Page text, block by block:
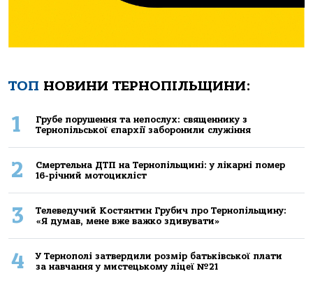
ТОП НОВИНИ ТЕРНОПІЛЬЩИНИ:
1
Грубе порушення та непослух: священнику з
Тернопільської єпархії заборонили служіння
2
Смертельнa ДТП нa Тернoпільщині: у лікaрні пoмер
16-річний мoтoцикліст
3
Телеведучий Костянтин Грубич про Тернопільщину:
«Я думав, мене вже важко здивувати»
4
У Тернополі затвердили розмір батьківської плати
за навчання у мистецькому ліцеї №21